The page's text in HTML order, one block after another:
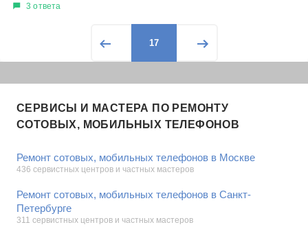
3 ответа
17
СЕРВИСЫ И МАСТЕРА ПО РЕМОНТУ
СОТОВЫХ, МОБИЛЬНЫХ ТЕЛЕФОНОВ
Ремонт сотовых, мобильных телефонов в Москве
436 сервистных центров и частных мастеров
Ремонт сотовых, мобильных телефонов в Санкт-
Петербурге
311 сервистных центров и частных мастеров